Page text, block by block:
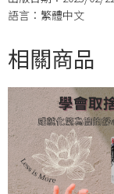
語言：繁體中文
相關商品